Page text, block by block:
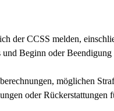
der CCSS melden,
Beginn oder
möglichen
oder Rückerstattungen